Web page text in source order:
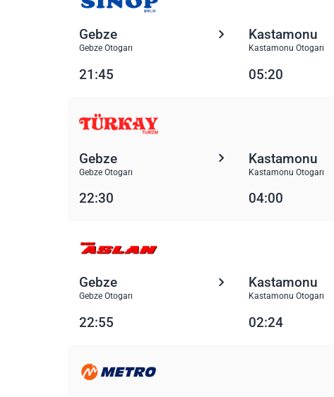
Gebze
Gebze Otogarı
Kastamonu
Kastamonu Otogarı
21:45 05:20
Gebze
Gebze Otogarı
Kastamonu
Kastamonu Otogarı
22:30 04:00
Gebze
Gebze Otogarı
Kastamonu
Kastamonu Otogarı
22:55 02:24